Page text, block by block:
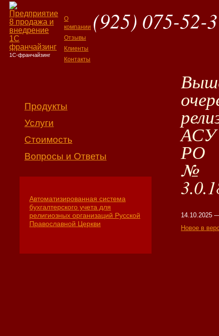
1С-франчайзинг
О
компании
Отзывы
Клиенты
Контакты
(925) 075-52-
Продукты
Услуги
Стоимость
Вопросы и Ответы
АСУ
РО
№
14.10.2025
Новое в
Автоматизированная система
бухгалтерского учета для
религиозных организаций Русской
Православной Церкви